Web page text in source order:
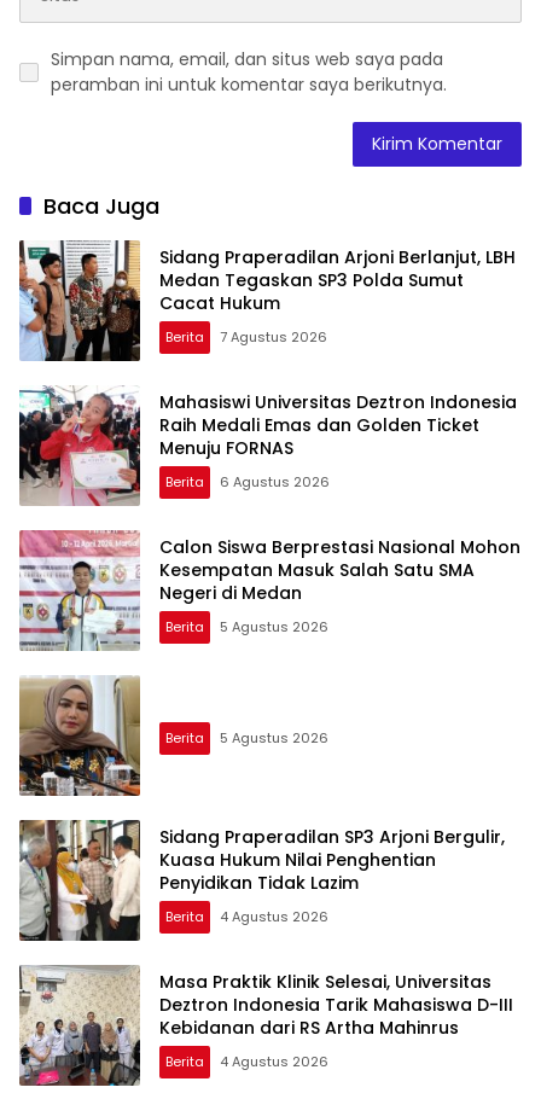
Simpan nama, email, dan situs web saya pada
peramban ini untuk komentar saya berikutnya.
Baca Juga
Sidang Praperadilan Arjoni Berlanjut, LBH
Medan Tegaskan SP3 Polda Sumut
Cacat Hukum
Berita 7 Agustus 2026
Mahasiswi Universitas Deztron Indonesia
Raih Medali Emas dan Golden Ticket
Menuju FORNAS
Berita 6 Agustus 2026
Calon Siswa Berprestasi Nasional Mohon
Kesempatan Masuk Salah Satu SMA
Negeri di Medan
Berita 5 Agustus 2026
Berita 5 Agustus 2026
Sidang Praperadilan SP3 Arjoni Bergulir,
Kuasa Hukum Nilai Penghentian
Penyidikan Tidak Lazim
Berita 4 Agustus 2026
Masa Praktik Klinik Selesai, Universitas
Deztron Indonesia Tarik Mahasiswa D-III
Kebidanan dari RS Artha Mahinrus
Berita 4 Agustus 2026